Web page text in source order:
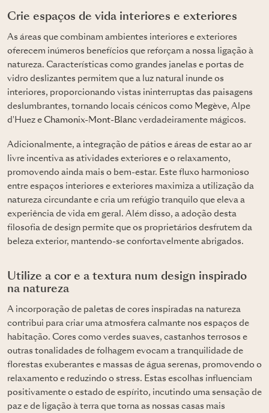
Crie espaços de vida interiores e exteriores
As áreas que combinam ambientes interiores e exteriores
oferecem inúmeros benefícios que reforçam a nossa ligação à
natureza. Características como grandes janelas e portas de
vidro deslizantes permitem que a luz natural inunde os
interiores, proporcionando vistas ininterruptas das paisagens
deslumbrantes, tornando locais cénicos como Megève, Alpe
d'Huez e Chamonix-Mont-Blanc verdadeiramente mágicos.
Adicionalmente, a integração de pátios e áreas de estar ao ar
livre incentiva as atividades exteriores e o relaxamento,
promovendo ainda mais o bem-estar. Este fluxo harmonioso
entre espaços interiores e exteriores maximiza a utilização da
natureza circundante e cria um refúgio tranquilo que eleva a
experiência de vida em geral. Além disso, a adoção desta
filosofia de design permite que os proprietários desfrutem da
beleza exterior, mantendo-se confortavelmente abrigados.
Utilize a cor e a textura num design inspirado
na natureza
A incorporação de paletas de cores inspiradas na natureza
contribui para criar uma atmosfera calmante nos espaços de
habitação. Cores como verdes suaves, castanhos terrosos e
outras tonalidades de folhagem evocam a tranquilidade de
florestas exuberantes e massas de água serenas, promovendo o
relaxamento e reduzindo o stress. Estas escolhas influenciam
positivamente o estado de espírito, incutindo uma sensação de
paz e de ligação à terra que torna as nossas casas mais